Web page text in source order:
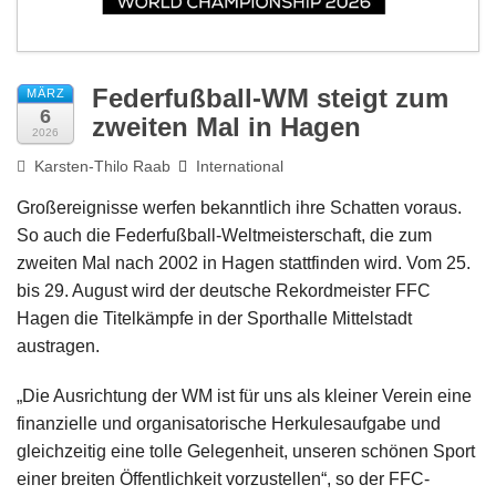
MÄRZ
6
2026
Federfußball-WM steigt zum
zweiten Mal in Hagen
Karsten-Thilo Raab International
Großereignisse werfen bekanntlich ihre Schatten voraus.
So auch die Federfußball-Weltmeisterschaft, die zum
zweiten Mal nach 2002 in Hagen stattfinden wird. Vom 25.
bis 29. August wird der deutsche Rekordmeister FFC
Hagen die Titelkämpfe in der Sporthalle Mittelstadt
austragen.
„Die Ausrichtung der WM ist für uns als kleiner Verein eine
finanzielle und organisatorische Herkulesaufgabe und
gleichzeitig eine tolle Gelegenheit, unseren schönen Sport
einer breiten Öffentlichkeit vorzustellen“, so der FFC-